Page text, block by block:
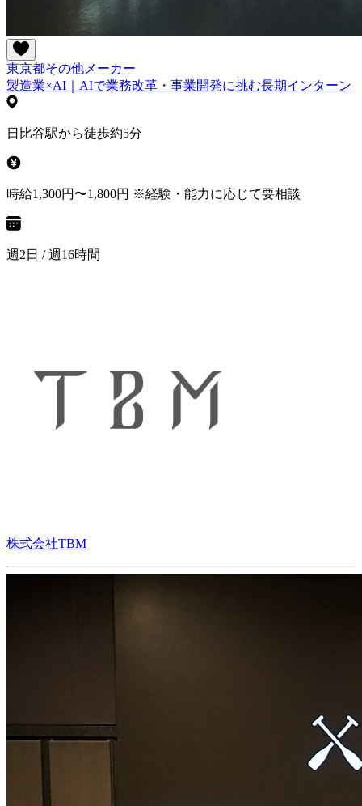
東京都その他 メーカー
製造業×AI｜AIで業務改革・事業開発に挑む長期インターン
日比谷駅から徒歩約5分
時給1,300円〜1,800円 ※経験・能力に応じて要相談
週2日 / 週16時間
株式会社TBM